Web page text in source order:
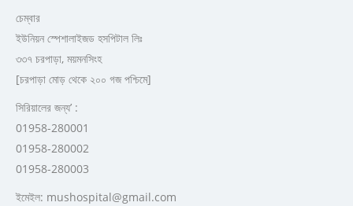
চেম্বার
ইউনিয়ন স্পেশালাইজড হসপিটাল লিঃ
৩৩৭ চরপাড়া, ময়মনসিংহ
[চরপাড়া মোড় থেকে ২০০ গজ পশ্চিমে]
সিরিয়ালের জন্য’ :
01958-280001
01958-280002
01958-280003
ইমেইল: mushospital@gmail.com